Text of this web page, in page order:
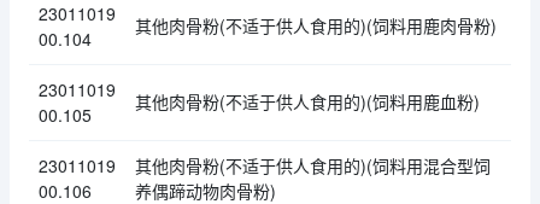
23011019
00.104
其他肉骨粉(不适于供人食用的)(饲料用鹿肉骨粉)
23011019
00.105
其他肉骨粉(不适于供人食用的)(饲料用鹿血粉)
23011019
00.106
其他肉骨粉(不适于供人食用的)(饲料用混合型饲
养偶蹄动物肉骨粉)